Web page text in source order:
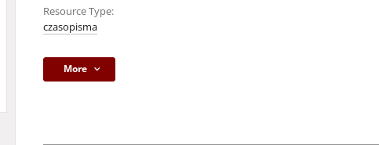
Resource Type:
czasopisma
More